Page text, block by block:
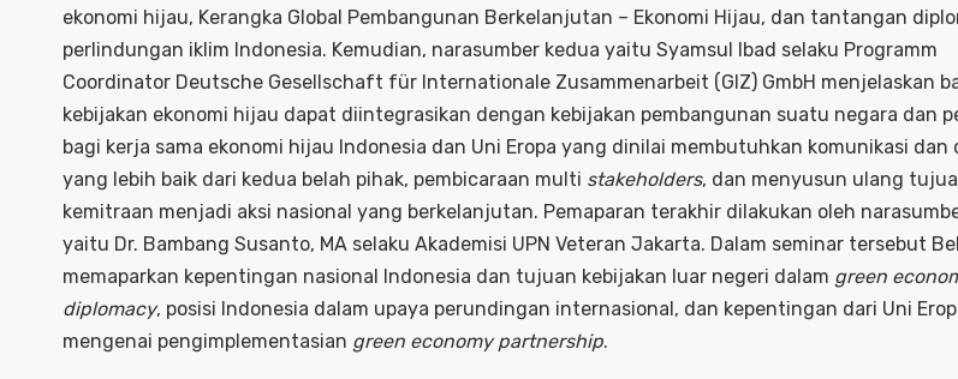
ekonomi hijau, Kerangka Global Pembangunan Berkelanjutan – Ekonomi Hijau, dan tantangan
perlindungan iklim Indonesia. Kemudian, narasumber kedua yaitu Syamsul Ibad selaku Programm
Coordinator Deutsche Gesellschaft für Internationale Zusammenarbeit (GIZ) GmbH menjelaskan
kebijakan ekonomi hijau dapat diintegrasikan dengan kebijakan pembangunan suatu negara dan
bagi kerja sama ekonomi hijau Indonesia dan Uni Eropa yang dinilai membutuhkan komunikasi dan
yang lebih baik dari kedua belah pihak, pembicaraan multi stakeholders, dan menyusun ulang
kemitraan menjadi aksi nasional yang berkelanjutan. Pemaparan terakhir dilakukan oleh
yaitu Dr. Bambang Susanto, MA selaku Akademisi UPN Veteran Jakarta. Dalam seminar tersebut
memaparkan kepentingan nasional Indonesia dan tujuan kebijakan luar negeri dalam green
diplomacy, posisi Indonesia dalam upaya perundingan internasional, dan kepentingan dari Uni
mengenai pengimplementasian green economy partnership.